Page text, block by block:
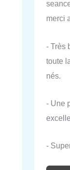
merci
- Très
toute
nés.
- Une
-